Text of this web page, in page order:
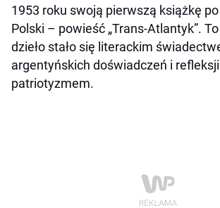
1953 roku swoją pierwszą książkę
Polski – powieść „Trans-Atlantyk”.
dzieło stało się literackim
argentyńskich doświadczeń i
patriotyzmem.